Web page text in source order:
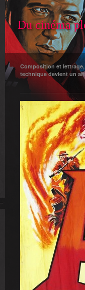
Du cinéma
Composition et
technique devient un art